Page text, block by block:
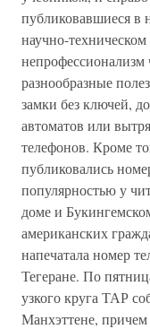
публиковавшиеся в
научно-
непрофессионализм
разнообразные
замки без ключей,
автоматов или
телефонов. Кроме
публиковались
популярностью у
доме и
американских
напечатала номер
Тегеране. По
узкого круга ТАР
Манхэттене,